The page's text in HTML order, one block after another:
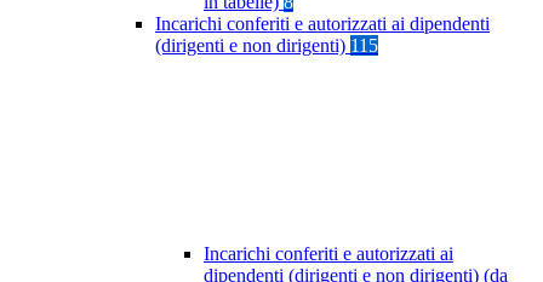
Incarichi conferiti e autorizzati ai dipendenti
(dirigenti e non dirigenti) 115
Incarichi conferiti e autorizzati ai
dipendenti (dirigenti e non dirigenti) (da